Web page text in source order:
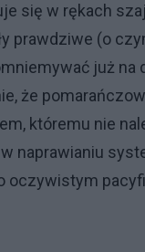
się w rękach
prawdziwe (o
już na
że
któremu nie
naprawianiu
oczywistym